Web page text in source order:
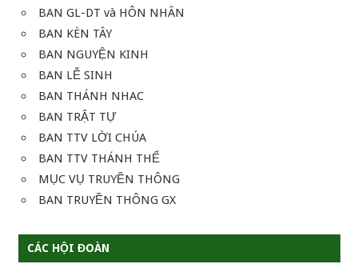
BAN GL-DT và HÔN NHÂN
BAN KÈN TÂY
BAN NGUYỆN KINH
BAN LỄ SINH
BAN THÁNH NHAC
BAN TRẬT TỰ
BAN TTV LỜI CHÚA
BAN TTV THÁNH THỂ
MỤC VỤ TRUYỀN THÔNG
BAN TRUYỀN THÔNG GX
CÁC HỘI ĐOÀN